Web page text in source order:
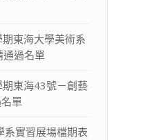
東海大學美術系
通過名單
東海43號－創藝
單
系實習展場檔期表